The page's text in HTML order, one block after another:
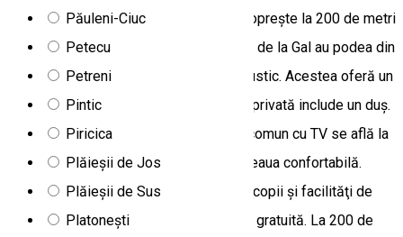
Păuleni-Ciuc
Petecu
Petreni
Pintic
Piricica
Plăieșii de Jos
Plăieșii de Sus
Platonești
acolo puteţi ajunge cu un autobuz care opreşte la 200 de metri
de proprietate. Toate spaţiile de cazare de la Gal au podea din
lemn de esenţă tare şi mobilier în stil rustic. Acestea oferă un
TV cu ecran plat şi un frigider mic. Baia privată include un duş.
Unele camere au un balcon. Lounge-ul comun cu TV se află la
parter, iar aici vă puteţi relaxa pe canapeaua confortabilă.
Proprietatea are un loc de joacă pentru copii şi facilităţi de
grătar. Hotelul oferă parcare securizată gratuită. La 200 de